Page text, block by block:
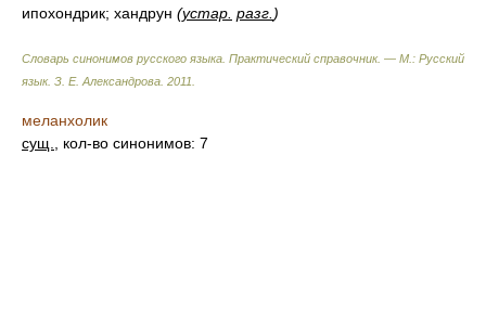
ипохондрик; хандрун (устар. разг. )
Словарь синонимов русского языка. Практический справочник. — М.: Русский
язык. З. Е. Александрова 2011
меланхолик
сущ.
, кол-во синонимов: 7